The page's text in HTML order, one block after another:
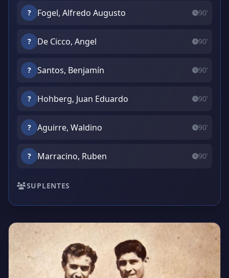
? Fogel, Alfredo Augusto 90'
? De Cicco, Angel 90'
? Santos, Benjamín 90'
? Hohberg, Juan Eduardo 90'
? Aguirre, Waldino 90'
? Marracino, Ruben 90'
SUPLENTES